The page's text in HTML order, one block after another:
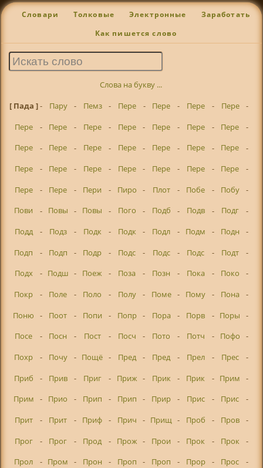
Словари Толковые Электронные Заработать
Как пишется слово
Слова на букву ...
[ Пада ]- Пару - Пемз - Пере - Пере - Пере - Пере
-
Пере
- Пере - Пере - Пере - Пере - Пере - Пере
-
Пере
- Пере - Пере - Пере - Пере - Пере - Пере
-
Пере
- Пере - Пере - Пере - Пере - Пере - Пере
-
Пере
- Пере - Пери - Пиро - Плот - Побе - Побу
-
Пови
- Повы - Повы - Пого - Подб - Подв - Подг
-
Подд
- Подз - Подк - Подк - Подл - Подм - Подн
-
Подп
- Подп - Подр - Подс - Подс - Подс - Подт
-
Подх
- Подш - Поеж - Поза - Позн - Пока - Поко
-
Покр
- Поле - Поло - Полу - Поме - Пому - Пона
-
Поню
- Поот - Попи - Попр - Пора - Порв - Поры
-
Посе
- Посн - Пост - Посч - Пото - Потч - Пофо
-
Похр
- Почу - Пощё - Пред - Пред - Прел - Прес
-
Приб
- Прив - Приг - Приж - Прик - Прик - Прим
-
Прим
- Прио - Прип - Прип - Прир - Прис - Прис
-
Прит
- Прит - Приф - Прич - Прищ - Проб - Пров
-
Прог
- Прог - Прод - Прож - Прои - Прок - Прок
-
Прол
- Пром - Прон - Проп - Проп - Прор - Прос
-